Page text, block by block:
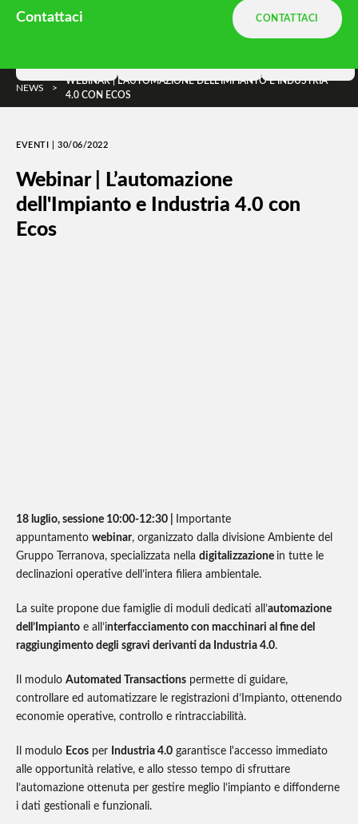
Ambiente.it è una divisione
e parte diDNA Ambiente
Contattaci CONTATTACI
NEWS >
WEBINAR | L’AUTOMAZIONE DELL'IMPIANTO E INDUSTRIA
4.0 CON ECOS
EVENTI | 30/06/2022
Webinar | L’automazione
dell'Impianto e Industria 4.0 con
Ecos
18 luglio, sessione 10:00-12:30 |
Importante
appuntamento webinar, organizzato dalla divisione Ambiente del
Gruppo Terranova, specializzata nella digitalizzazione in tutte le
declinazioni operative dell’intera filiera ambientale.
La suite propone due famiglie di moduli dedicati all’automazione
dell’Impianto e all’interfacciamento con macchinari al fine del
raggiungimento degli sgravi derivanti da Industria 4.0.
Il modulo Automated Transactions permette di guidare,
controllare ed automatizzare le registrazioni d’Impianto, ottenendo
economie operative, controllo e rintracciabilità.
Il modulo Ecos per Industria 4.0 garantisce l'accesso immediato
alle opportunità relative, e allo stesso tempo di sfruttare
l’automazione ottenuta per gestire meglio l’impianto e diffonderne
i dati gestionali e funzionali.